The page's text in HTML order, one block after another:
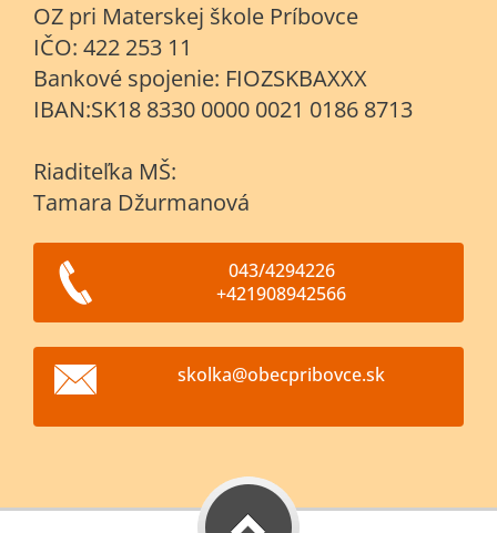
OZ pri Materskej škole Príbovce
IČO: 422 253 11
Bankové spojenie: FIOZSKBAXXX
IBAN:SK18 8330 0000 0021 0186 8713
Riaditeľka MŠ:
Tamara Džurmanová
043/4294226
+421908942566
skolka@obecpribovce.sk